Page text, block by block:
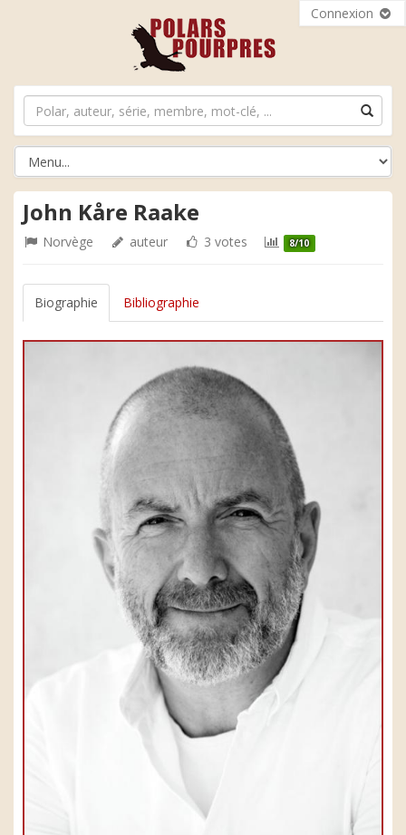
Connexion
John Kåre Raake
Norvège auteur 3 votes 8/10
Biographie Bibliographie